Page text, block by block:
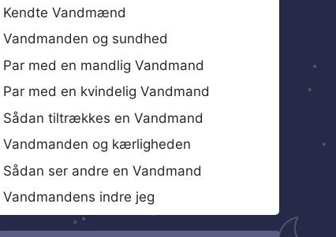
Kendte Vandmænd
Vandmanden og sundhed
Par med en mandlig Vandmand
Par med en kvindelig Vandmand
Sådan tiltrækkes en Vandmand
Vandmanden og kærligheden
Sådan ser andre en Vandmand
Vandmandens indre jeg